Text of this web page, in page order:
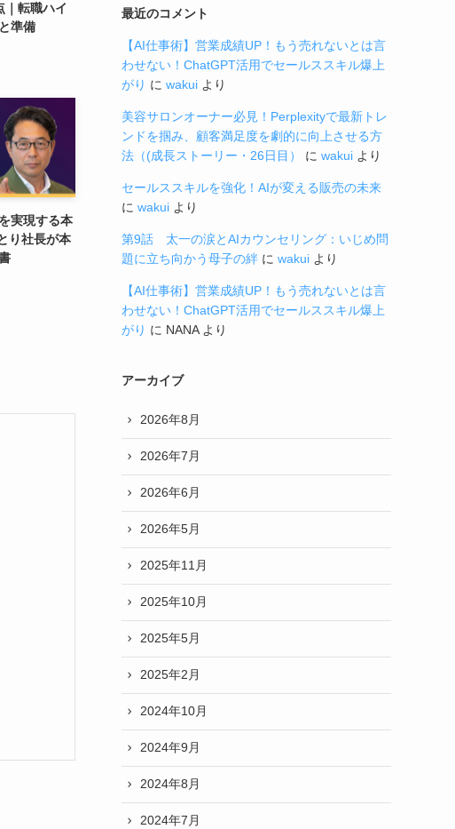
｜転職ハイ
準備
実現する本
り社長が本
最近のコメント
【AI仕事術】営業成績UP！もう売れないとは言
わせない！ChatGPT活用でセールススキル爆上
がり に wakui より
美容サロンオーナー必見！Perplexityで最新トレ
ンドを掴み、顧客満足度を劇的に向上させる方
法（(成長ストーリー・26日目）
に wakui より
セールススキルを強化！AIが変える販売の未来
に wakui より
第9話 太一の涙とAIカウンセリング：いじめ問
題に立ち向かう母子の絆 に wakui より
【AI仕事術】営業成績UP！もう売れないとは言
わせない！ChatGPT活用でセールススキル爆上
がり に NANAより
アーカイブ
2026年8月
2026年7月
2026年6月
2026年5月
2025年11月
2025年10月
2025年5月
2025年2月
2024年10月
2024年9月
2024年8月
2024年7月